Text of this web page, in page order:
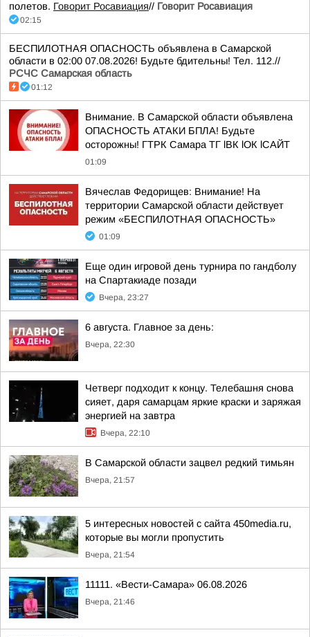
полетов. Говорит Росавиация// Говорит Росавиация
02:15
БЕСПИЛОТНАЯ ОПАСНОСТЬ объявлена в Самарской
области в 02:00 07.08.2026! Будьте бдительны! Тел. 112.//
РСЧС Самарская область
01:12
Внимание. В Самарской области объявлена
ОПАСНОСТЬ АТАКИ БПЛА! Будьте
осторожны! ГТРК Самара ТГ lВК lОК lСАЙТ
01:09
Вячеслав Федорищев: Внимание! На
территории Самарской области действует
режим «БЕСПИЛОТНАЯ ОПАСНОСТЬ»
01:09
Еще один игровой день турнира по гандболу
на Спартакиаде позади
Вчера, 23:27
6 августа. Главное за день:
Вчера, 22:30
Четверг подходит к концу. Телебашня снова
сияет, даря самарцам яркие краски и заряжая
энергией на завтра
Вчера, 22:10
В Самарской области зацвел редкий тимьян
Вчера, 21:57
5 интересных новостей с сайта 450media.ru,
которые вы могли пропустить
Вчера, 21:54
11111. «Вести-Самара» 06.08.2026
Вчера, 21:46